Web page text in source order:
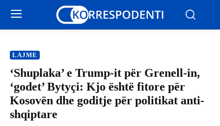
LAJME
‘Shuplaka’ e Trump-it për Grenell-in,
‘godet’ Bytyçi: Kjo është fitore për
Kosovën dhe goditje për politikat anti-
shqiptare